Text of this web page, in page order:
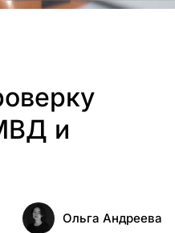
и
Ольга Андреева